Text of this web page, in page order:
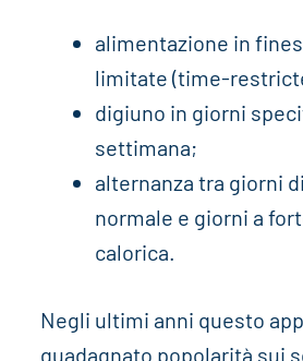
alimentazione in
limitate (time-
digiuno in giorni
settimana;
alternanza tra giorni
normale e giorni a
calorica.
Negli ultimi anni questo
guadagnato popolarità sui